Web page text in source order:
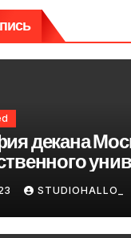
декана
— от
STUDIOHALLO_